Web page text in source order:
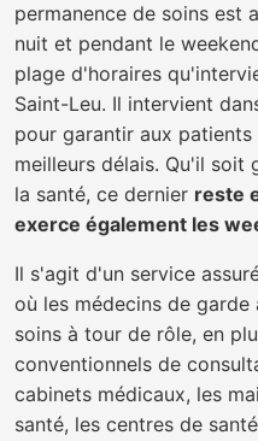
permanence de soins est
nuit et pendant le
plage d'horaires
Saint-Leu. Il intervient
pour garantir aux
meilleurs délais. Qu'il soit
la santé, ce dernier reste
exerce également les
Il s'agit d'un service
où les médecins de garde
soins à tour de rôle, en
conventionnels de
cabinets médicaux, les
santé, les centres de